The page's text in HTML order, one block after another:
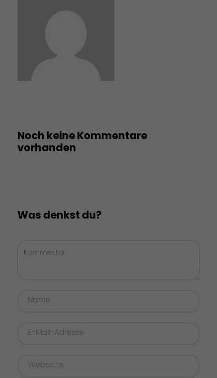
Noch keine Kommentare
vorhanden
Was denkst du?